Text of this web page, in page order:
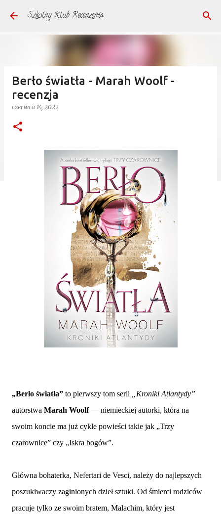
Przejdź do głównej zawartości
Szkolny Klub Recenzenta
Berło światła - Marah Woolf -
recenzja
czerwca 14, 2022
„Berło światła” to pierwszy tom serii
„Kroniki Atlantydy”
autorstwa Marah Woolf— niemieckiej autorki, która na
swoim koncie ma już cykle powieści takie jak „Trzy
czarownice” czy „Iskra bogów”.
Główna bohaterka, Nefertari de Vesci, należy do najlepszych
poszukiwaczy zaginionych dzieł sztuki. Od śmierci rodziców
pracuje tylko ze swoim bratem, Malachim, który jest